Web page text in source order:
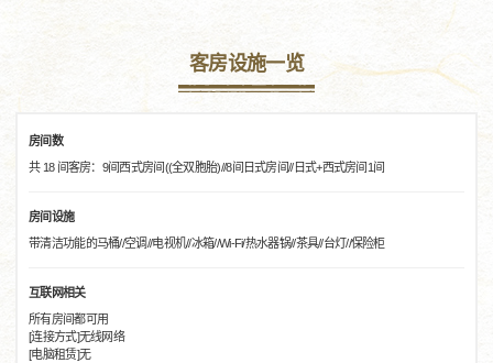
客房设施一览
房间数
共 18 间客房：9间西式房间((全双胞胎)//8间日式房间//日式+西式房间1间
房间设施
带清洁功能的马桶//空调//电视机//冰箱//Wi-Fi/热水器锅//茶具//台灯//保险柜
互联网相关
所有房间都可用
[连接方式]无线网络
[电脑租赁]无